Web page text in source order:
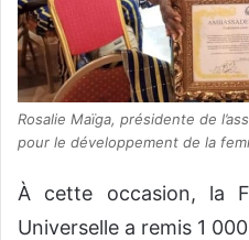
Rosalie Maïga, présidente de
pour le développement de la
À cette occasion, la
Universelle a remis 1